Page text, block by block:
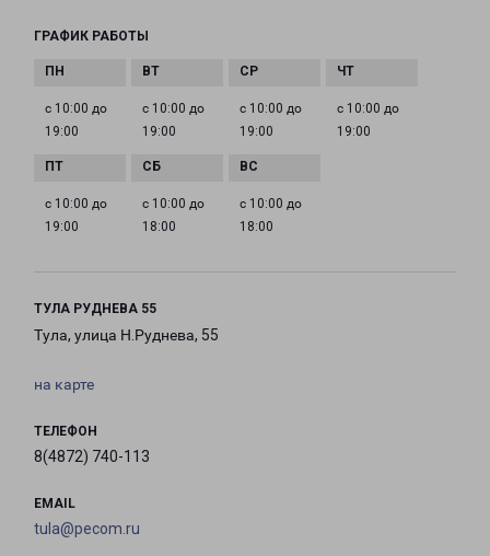
ГРАФИК РАБОТЫ
с 10:00 до
19:00
с 10:00 до
19:00
с 10:00 до
19:00
с 10:00 до
19:00
с 10:00 до
19:00
с 10:00 до
18:00
с 10:00 до
18:00
ТУЛА РУДНЕВА 55
Тула, улица Н.Руднева, 55
на карте
ТЕЛЕФОН
8(4872) 740-113
EMAIL
tula@pecom.ru